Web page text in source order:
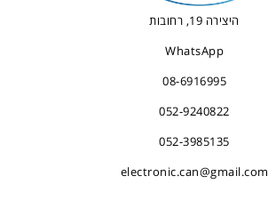
היצירה 19, רחובות
WhatsApp
08-6916995
052-9240822
052-3985135
electronic.can@gmail.com